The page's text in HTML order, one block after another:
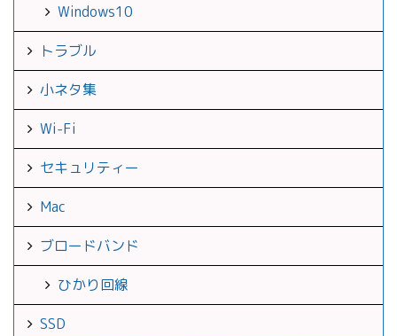
Windows10
トラブル
小ネタ集
Wi-Fi
セキュリティー
Mac
ブロードバンド
ひかり回線
SSD